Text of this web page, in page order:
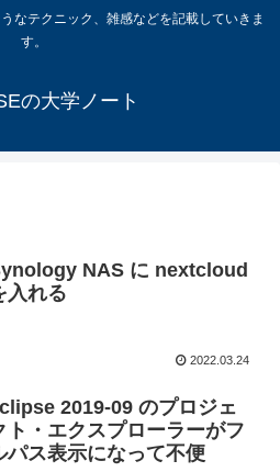
なテクニック、雑感などを記載していきま
す。
の大学ノート
NAS に nextcloud
入れる
2022.03.24
2019-09 のプロジェ
ト・エクスプローラーがフ
パス表示になって不便